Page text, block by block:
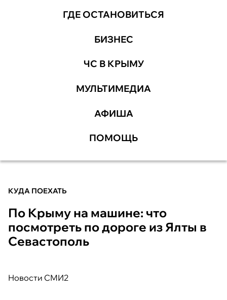
ГДЕ ОСТАНОВИТЬСЯ
БИЗНЕС
ЧС В КРЫМУ
МУЛЬТИМЕДИА
АФИША
ПОМОЩЬ
КУДА ПОЕХАТЬ
По Крыму на машине: что
посмотреть по дороге из Ялты в
Севастополь
Новости СМИ2